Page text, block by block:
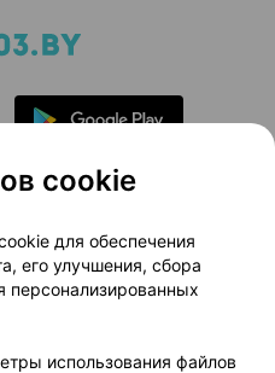
проекта
Медицинский маркетинг
Доставка
cookie
для обеспечения
его улучшения, сбора
персонализированных
использования файлов